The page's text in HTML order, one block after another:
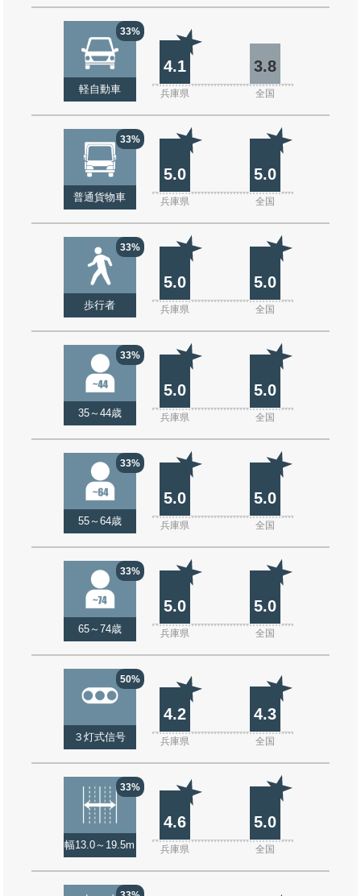
33%
軽自動車
4.1 3.8
兵庫県 全国
33%
普通貨物車
5.0 5.0
兵庫県 全国
33%
歩行者
5.0 5.0
兵庫県 全国
33%
35～44歳
5.0 5.0
兵庫県 全国
33%
55～64歳
5.0 5.0
兵庫県 全国
33%
65～74歳
5.0 5.0
兵庫県 全国
50%
３灯式信号
4.2 4.3
兵庫県 全国
33%
幅13.0～19.5m
4.6 5.0
兵庫県 全国